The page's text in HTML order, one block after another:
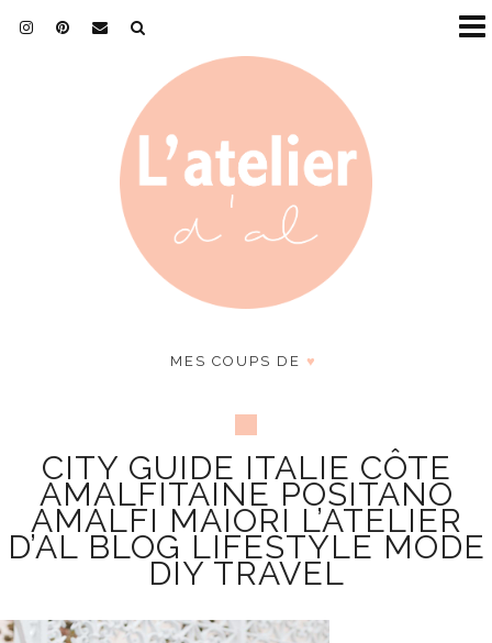
MES COUPS DE ♥
CITY GUIDE ITALIE CÔTE
AMALFITAINE POSITANO
AMALFI MAIORI L’ATELIER
D’AL BLOG LIFESTYLE MODE
DIY TRAVEL